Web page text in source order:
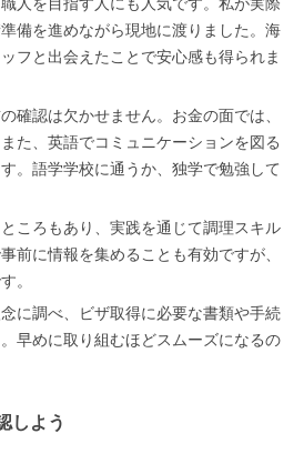
備を進めながら現地に渡りました。海
フと出会えたことで安心感も得られま
確認は欠かせません。お金の面では、
た、英語でコミュニケーションを図る
。語学学校に通うか、独学で勉強して
ころもあり、実践を通じて調理スキル
前に情報を集めることも有効ですが、
。
に調べ、ビザ取得に必要な書類や手続
早めに取り組むほどスムーズになるの
しよう